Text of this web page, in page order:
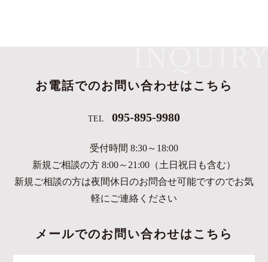
お電話でのお問い合わせはこちら
TEL 095-895-9980
受付時間 8:30～18:00
新規ご相談の方 8:00～21:00（土日祝日も含む）
新規ご相談の方は夜間休日のお問合せ可能ですのでお気
軽にご連絡ください
メールでのお問い合わせはこちら